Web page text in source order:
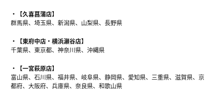
【久喜菖蒲店】
群馬県、埼玉県、新潟県、山梨県、長野県
【東府中店・横浜瀬谷店】
千葉県、東京都、神奈川県、沖縄県
【一宮萩原店】
富山県、石川県、福井県、岐阜県、静岡県、愛知県、三重県、滋賀県、京
都府、大阪府、兵庫県、奈良県、和歌山県